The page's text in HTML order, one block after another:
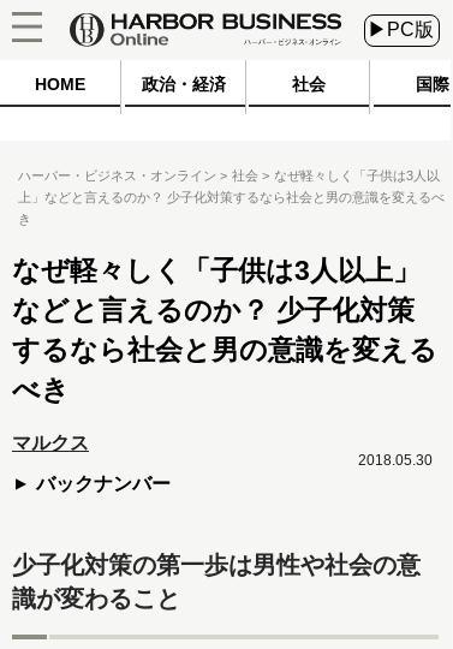
▶PC版
HOME 政治・経済 社会 国際
ハーバー・ビジネス・オンライン 社会
なぜ軽々しく「子供は3人以
上」などと言えるのか？ 少子化対策するなら社会と男の意識を変えるべ
き
なぜ軽々しく「子供は3人以上」
などと言えるのか？ 少子化対策
するなら社会と男の意識を変える
べき
マルクス
バックナンバー
2018.05.30
少子化対策の第一歩は男性や社会の意
識が変わること